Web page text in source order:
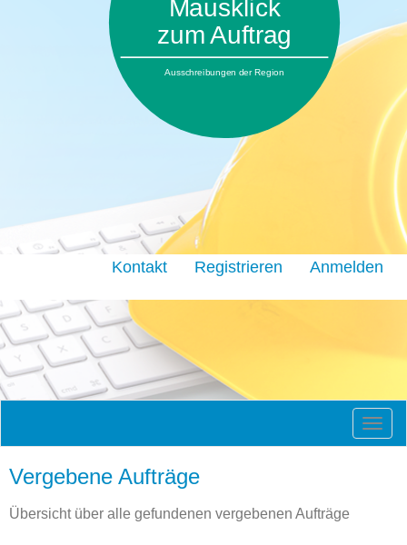
Mausklick
zum Auftrag
Ausschreibungen der Region
Kontakt Registrieren Anmelden
Vergebene Aufträge
Übersicht über alle gefundenen vergebenen Aufträge